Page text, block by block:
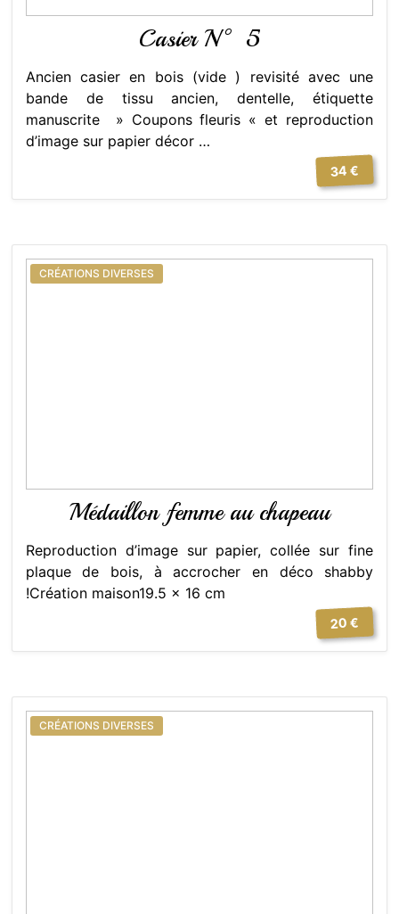
Casier N° 5
Ancien casier en bois (vide ) revisité avec une
bande de tissu ancien, dentelle, étiquette
manuscrite » Coupons fleuris « et reproduction
d’image sur papier décor …
34 €
CRÉATIONS DIVERSES
Médaillon femme au chapeau
Reproduction d’image sur papier, collée sur fine
plaque de bois, à accrocher en déco shabby
!Création maison19.5 x 16 cm
20 €
CRÉATIONS DIVERSES